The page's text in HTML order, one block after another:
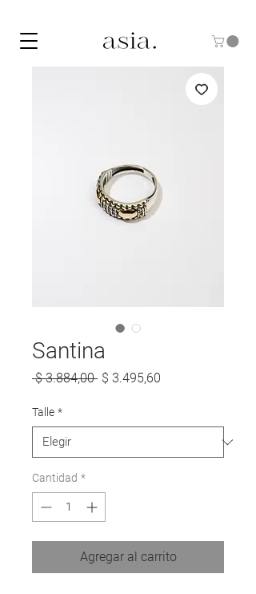
Santina
$ 3.884,00 Precio
$ 3.495,60
Talle *
Cantidad *
Agregar al carrito